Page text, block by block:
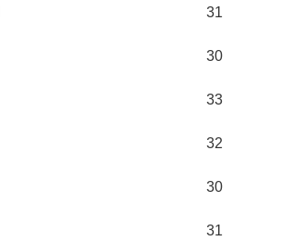
31
30
33
32
30
31